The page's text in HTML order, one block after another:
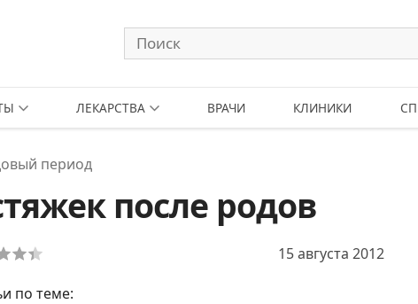
ЛЕКАРСТВА ВРАЧИ КЛИНИКИ
период
после родов
15 августа 2012
по теме: